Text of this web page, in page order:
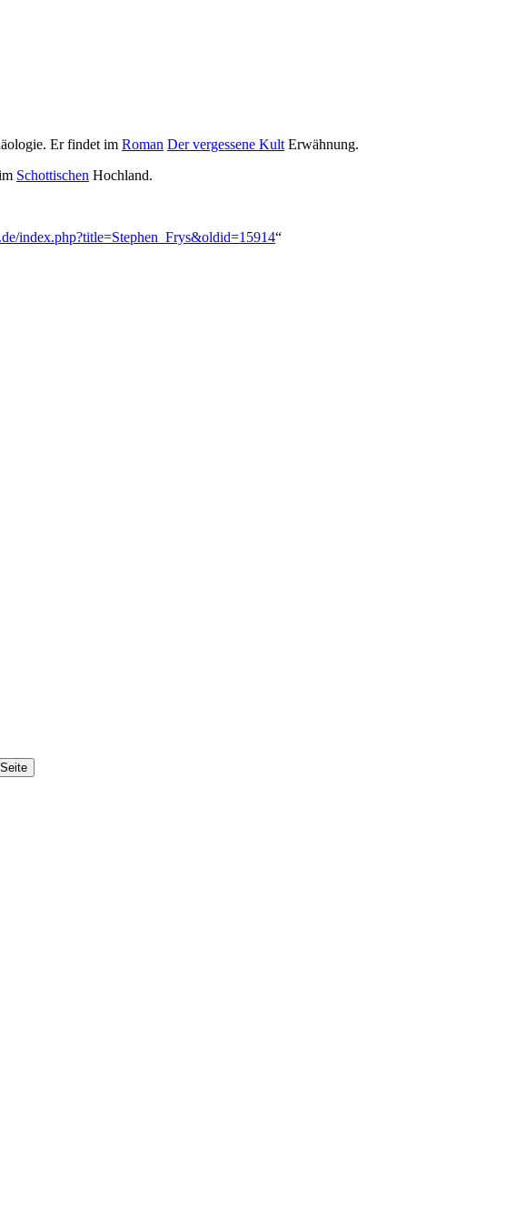
Er findet im Roman Der vergessene Kult Erwähnung.
Schottischen Hochland.
index.php?title=Stephen_Frys&oldid=15914“